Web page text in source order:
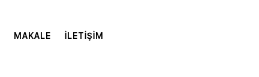
MAKALE İLETIŞIM